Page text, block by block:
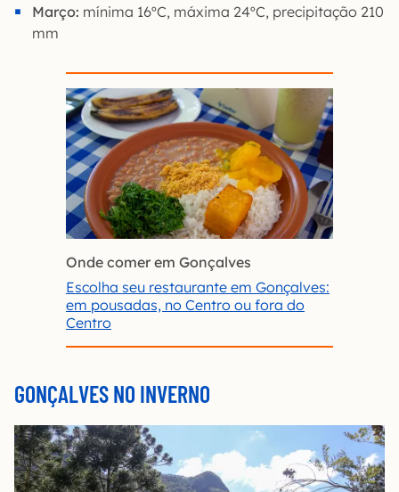
Março: mínima 16ºC, máxima 24ºC, precipitação 210
mm
Onde comer em Gonçalves
Escolha seu restaurante em Gonçalves:
em pousadas, no Centro ou fora do
Centro
GONÇALVES NO INVERNO